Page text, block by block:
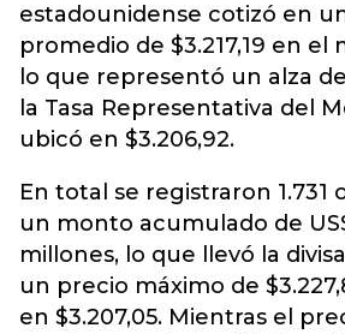
estadounidense cotizó en
promedio de $3.217,19 en el
lo que representó un alza
la Tasa Representativa del
ubicó en $3.206,92.
En total se registraron 1.731
un monto acumulado de
millones, lo que llevó la
un precio máximo de
en $3.207,05. Mientras el